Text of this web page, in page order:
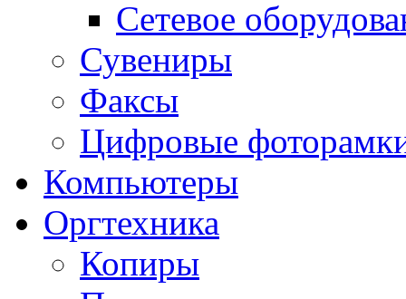
Сетевое
Сувениры
Факсы
Цифровые
Компьютеры
Оргтехника
Копиры